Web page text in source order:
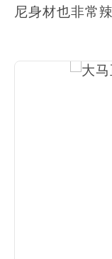
尼身材也非常辣